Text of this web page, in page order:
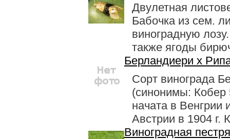
Двулетная
Бабочка из сем.
виноградную
также ягоды
Берландиери х
Сорт винограда
(синонимы:
начата в Венгрии
Австрии в 1904 г.
Виноградная